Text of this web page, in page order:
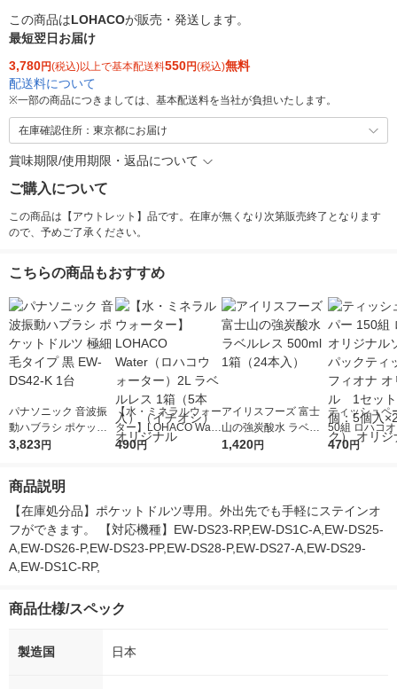
この商品はLOHACOが販売・発送します。
最短翌日お届け
3,780円(税込)以上で基本配送料550円(税込)無料
配送料について
※一部の商品につきましては、基本配送料を当社が負担いたします。
在庫確認住所：東京都にお届け
賞味期限/使用期限・返品について
ご購入について
この商品は【アウトレット】品です。在庫が無くなり次第販売終了となります
ので、予めご了承ください。
こちらの商品もおすすめ
パナソニック 音波振
動ハブラシ ポケット
ドルツ 極細毛タイプ
3,823円
【水・ミネラルウォー
ター】LOHACO Wate
r（ロハコウォータ
490円
アイリスフーズ 富士
山の強炭酸水 ラベル
レス 500ml 1箱（24
1,420円
ティッシュペ
50組 ロハコ
ルソフトパッ
オリジナル
470円
商品説明
【在庫処分品】ポケットドルツ専用。外出先でも手軽にステインオ
フができます。 【対応機種】EW-DS23-RP,EW-DS1C-A,EW-DS25-
A,EW-DS26-P,EW-DS23-PP,EW-DS28-P,EW-DS27-A,EW-DS29-
A,EW-DS1C-RP,
商品仕様/スペック
製造国 日本